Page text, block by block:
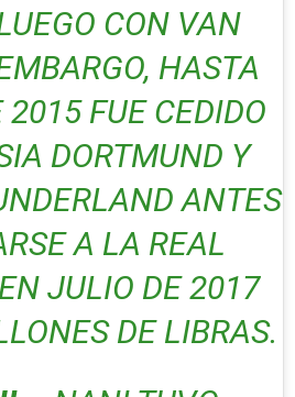
CON VAN
HASTA
2015 FUE CEDIDO
DORTMUND Y
ANTES
A LA REAL
JULIO DE 2017
DE LIBRAS.